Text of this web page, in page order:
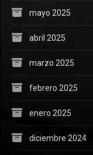
mayo 2025
abril 2025
marzo 2025
febrero 2025
enero 2025
diciembre 2024